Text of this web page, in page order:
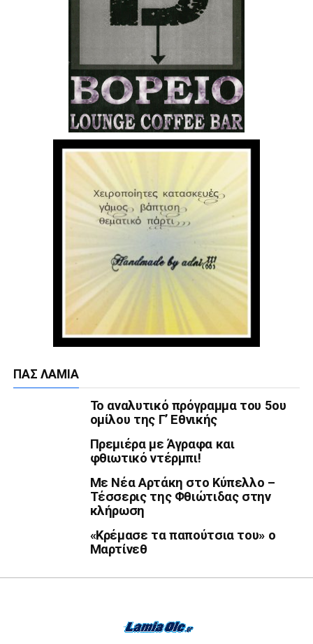
ΠΑΣ ΛΑΜΊΑ
Το αναλυτικό πρόγραμμα του 5ου
ομίλου της Γ’ Εθνικής
Πρεμιέρα με Άγραφα και
φθιωτικό ντέρμπι!
Με Νέα Αρτάκη στο Κύπελλο –
Τέσσερις της Φθιώτιδας στην
κλήρωση
«Κρέμασε τα παπούτσια του» ο
Μαρτίνεθ